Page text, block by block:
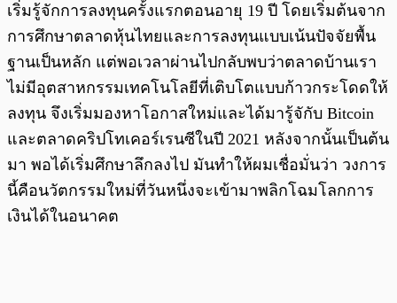
เริ่มรู้จักการลงทุนครั้งแรกตอนอายุ 19 ปี โดยเริ่มต้นจาก
การศึกษาตลาดหุ้นไทยและการลงทุนแบบเน้นปัจจัยพื้น
ฐานเป็นหลัก แต่พอเวลาผ่านไปกลับพบว่าตลาดบ้านเรา
ไม่มีอุตสาหกรรมเทคโนโลยีที่เติบโตแบบก้าวกระโดดให้
ลงทุน จึงเริ่มมองหาโอกาสใหม่และได้มารู้จักับ Bitcoin
และตลาดคริปโทเคอร์เรนซีในปี 2021 หลังจากนั้นเป็นต้น
มา พอได้เริ่มศึกษาลึกลงไป มันทำให้ผมเชื่อมั่นว่า วงการ
นี้คือนวัตกรรมใหม่ที่วันหนึ่งจะเข้ามาพลิกโฉมโลกการ
เงินได้ในอนาคต